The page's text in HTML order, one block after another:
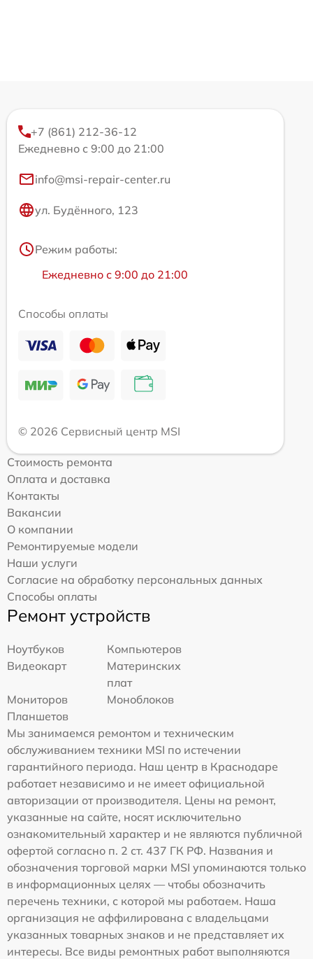
+7 (861) 212-36-12
Ежедневно с 9:00 до 21:00
info@msi-repair-center.ru
ул. Будённого, 123
Режим работы:
Ежедневно с 9:00 до 21:00
Способы оплаты
© 2026 Сервисный центр MSI
Стоимость ремонта
Оплата и доставка
Контакты
Вакансии
О компании
Ремонтируемые модели
Наши услуги
Согласие на обработку персональных данных
Способы оплаты
Ремонт устройств
Ноутбуков
Компьютеров
Видеокарт
Материнских
плат
Мониторов
Моноблоков
Планшетов
Мы занимаемся ремонтом и техническим
обслуживанием техники MSI по истечении
гарантийного периода. Наш центр в Краснодаре
работает независимо и не имеет официальной
авторизации от производителя. Цены на ремонт,
указанные на сайте, носят исключительно
ознакомительный характер и не являются публичной
офертой согласно п. 2 ст. 437 ГК РФ. Названия и
обозначения торговой марки MSI упоминаются только
в информационных целях — чтобы обозначить
перечень техники, с которой мы работаем. Наша
организация не аффилирована с владельцами
указанных товарных знаков и не представляет их
интересы. Все виды ремонтных работ выполняются